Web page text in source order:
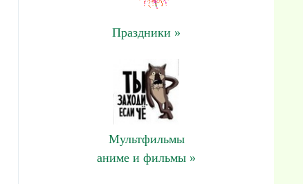
Праздники »
Мультфильмы
аниме и фильмы »